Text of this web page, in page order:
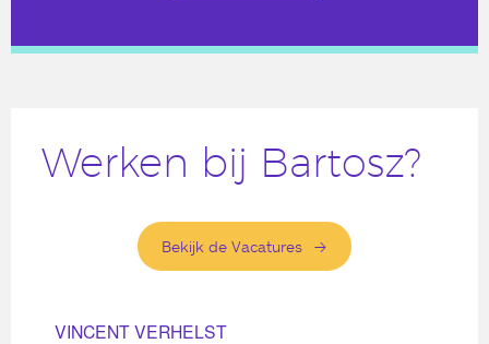
Werken bij Bartosz?
Bekijk de Vacatures
VINCENT VERHELST